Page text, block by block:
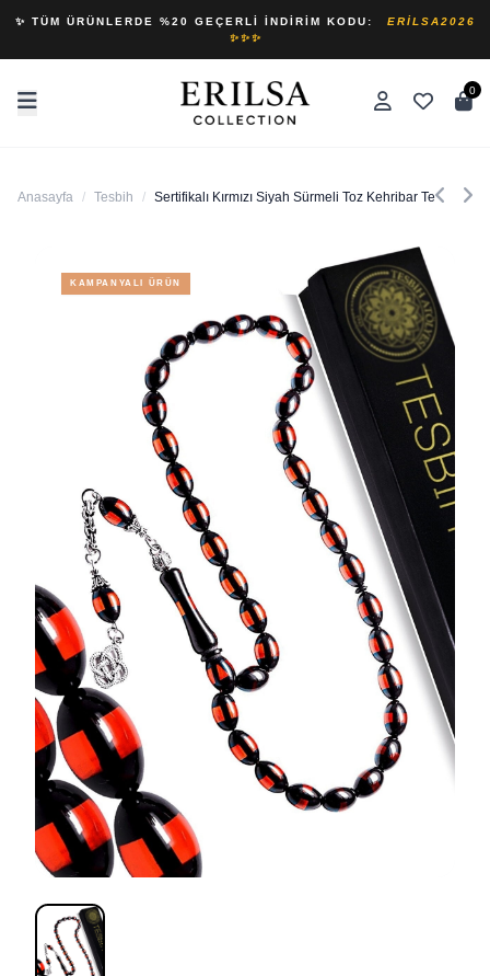
✨ TÜM ÜRÜNLERDE %20 GEÇERLI İNDIRIM KODU:
ERILSA2026
✨✨✨
0
Anasayfa / Tesbih / Sertifikalı Kırmızı Siyah Sürmeli Toz Kehribar Tesbih
KAMPANYALI ÜRÜN